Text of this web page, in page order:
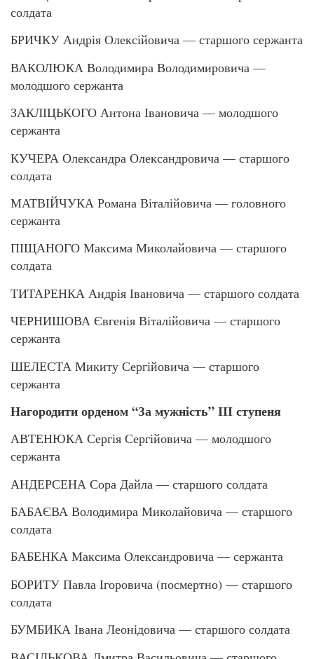
солдата
БРИЧКУ Андрія Олексійовича — старшого сержанта
ВАКОЛЮКА Володимира Володимировича —
молодшого сержанта
ЗАКЛІЦЬКОГО Антона Івановича — молодшого
сержанта
КУЧЕРА Олександра Олександровича — старшого
солдата
МАТВІЙЧУКА Романа Віталійовича — головного
сержанта
ПІЩАНОГО Максима Миколайовича — старшого
солдата
ТИТАРЕНКА Андрія Івановича — старшого солдата
ЧЕРНИШОВА Євгенія Віталійовича — старшого
сержанта
ШЕЛЕСТА Микиту Сергійовича — старшого
сержанта
Нагородити орденом “За мужність” ІІІ ступеня
АВТЕНЮКА Сергія Сергійовича — молодшого
сержанта
АНДЕРСЕНА Сора Дайла — старшого солдата
БАБАЄВА Володимира Миколайовича — старшого
солдата
БАБЕНКА Максима Олександровича — сержанта
БОРИТУ Павла Ігоровича (посмертно) — старшого
солдата
БУМБИКА Івана Леонідовича — старшого солдата